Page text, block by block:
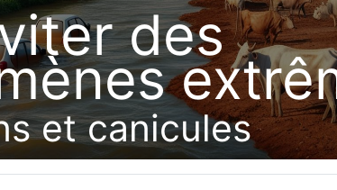
des
et canicules